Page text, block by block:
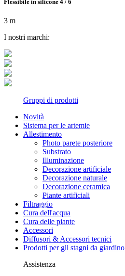
Flessibile in silicone 4 / 6
3 m
I nostri marchi:
Gruppi di prodotti
Novità
Sistema per le artemie
Allestimento
Photo parete posteriore
Substrato
Illuminazione
Decorazione artificiale
Decorazione naturale
Decorazione ceramica
Piante artificiali
Filtraggio
Cura dell'acqua
Cura delle piante
Accessori
Diffusori & Accessori tecnici
Prodotti per gli stagni da giardino
Assistenza